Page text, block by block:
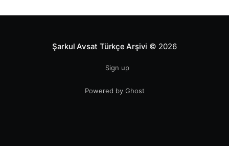
Şarkul Avsat Türkçe Arşivi © 2026
Sign up
Powered by Ghost